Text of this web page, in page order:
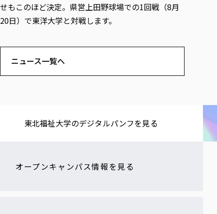
せもこのほど決定。県営上田野球場での1回戦（8月
20日）で東洋大学と対戦します。
ニュース一覧へ
東北福祉大学の​デジタルパンフを​見る​
オープンキャンパス情報を見る